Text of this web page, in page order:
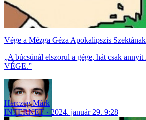
Vége a Mézga Géza Apokalipszis Szektának
„A búcsúnál elszorul a gége, hát csak
VÉGE.”
Herczeg Márk
INTERNET
2024. január 29. 9:28